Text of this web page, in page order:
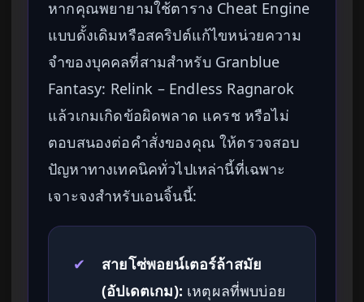
หากคุณพยายามใช้ตาราง Cheat Engine
แบบดั้งเดิมหรือสคริปต์แก้ไขหน่วยความ
จำของบุคคลที่สามสำหรับ Granblue
Fantasy: Relink – Endless Ragnarok
แล้วเกมเกิดข้อผิดพลาด แครช หรือไม่
ตอบสนองต่อคำสั่งของคุณ ให้ตรวจสอบ
ปัญหาทางเทคนิคทั่วไปเหล่านี้ที่เฉพาะ
เจาะจงสำหรับเอนจิ้นนี้:
✔
สายโซ่พอยน์เตอร์ล้าสมัย
(อัปเดตเกม): เหตุผลที่พบบ่อย